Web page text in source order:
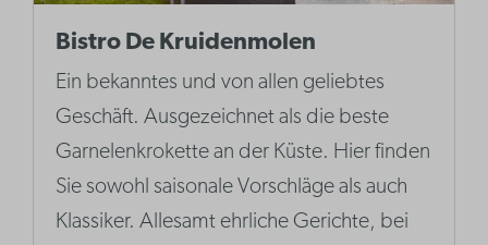
Bistro De Kruidenmolen
Ein bekanntes und von allen geliebtes
Geschäft. Ausgezeichnet als die beste
Garnelenkrokette an der Küste. Hier finden
Sie sowohl saisonale Vorschläge als auch
Klassiker. Allesamt ehrliche Gerichte, bei